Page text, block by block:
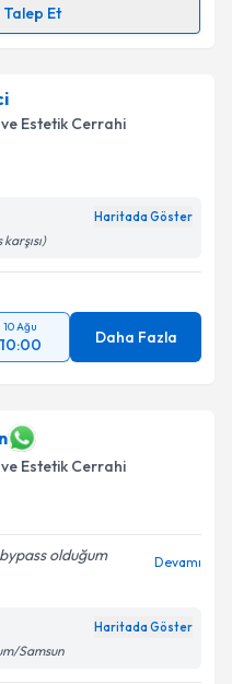
Et
ile bilgilendireceğiz.
ilişkin
verilerimin belirtilen
ediyorum.
Gönder
Estetik Cerrahi
Haritada Göster
10 Ağu
10:00 Daha Fazla
Estetik Cerrahi
olduğum
Devamı
Haritada Göster
Samsun